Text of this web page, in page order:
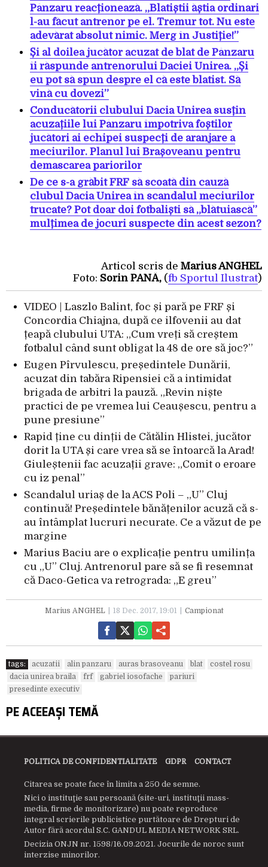
Pânzaru reacționează. „Blatiștii ăștia ordinari
l-au făcut antrenor pe el. Tremur tot. Nu este
adevărat absolut nimic. Merg în Justiție!”
Și al doilea jucător acuzat de blat de Pânzaru
îi răspunde antrenorului Daciei Unirea. „Și
eu pot să spun despre el că este blatist. Să
vină cu dovezi”
Conducătorii clubului Dacia Unirea susțin
acuzațiile lui Pânzaru împotriva foștilor
jucători ai echipei suspecți de aranjare a
meciurilor. Planul lui Brașoveanu pentru
demascarea pariorilor
De ce s-a grăbit FRF să scoată din cauză
clubul Dacia Unirea în scandalul meciurilor
trucate? Pot doar doi fotbaliști să „blătuiască”
mulțimea de jocuri suspecte din acest sezon?
Articol scris de Marius ANGHEL
Foto: Sorin PANĂ‚ (fb Sportul Ilustrat)
VIDEO | Laszlo Balint, foc și pară pe FRF și
Concordia Chiajna, după ce ilfovenii au dat
țeapă clubului UTA: „Cum vreți să creștem
fotbalul când sunt obligat la 48 de ore să joc?”
Eugen Pîrvulescu, președintele Dunării,
acuzat din tabăra Ripensiei că a intimidat
brigada de arbitri la pauză. „Revin niște
practici de pe vremea lui Ceaușescu, pentru a
pune presiune”
Rapid ține cu dinții de Cătălin Hlistei, jucător
dorit la UTA și care vrea să se întoarcă la Arad!
Giuleștenii fac acuzații grave: „Comit o eroare
cu iz penal”
Scandalul uriaș de la ACS Poli – „U” Cluj
continuă! Președintele bănățenilor acuză că s-
au întâmplat lucruri necurate. Ce a văzut de pe
margine
Marius Baciu are o explicație pentru umilința
cu „U” Cluj. Antrenorul pare să se fi resemnat
că Daco-Getica va retrograda: „E greu”
Marius ANGHEL 18 Dec. 2017, 19:01 Campionat
tags: acuzatii alin panzaru auras brasoveanu blat
costel rosu
dacia unirea braila
frf gabriel iosofache
pariuri
presedinte executiv
PE ACEEAȘI TEMĂ
POLITICA DE CONFIDENTIALITATE GDPR CONTACT
Citarea se poate face în limita a 250 de semne.
Nici o instituţie sau persoană (site-uri, instituţii mass-
media, firme de monitorizare) nu poate reproduce
integral scrierile publicistice purtătoare de Drepturi de
Autor fără acordul S.C. GANDUL MEDIA NETWORK SRL.
Decizia ONJN nr. 1598/16.09.2021. Jocurile de noroc sunt
interzise minorilor.